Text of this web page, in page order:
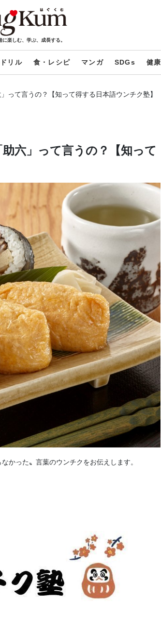
に楽しむ、学ぶ、成長する。
リル 食・レシピ マンガ SDGs 健康
って言うの？【知って得する日本語ウンチク塾】
六」って言うの？【知って
かった〟言葉のウンチクをお伝えします。